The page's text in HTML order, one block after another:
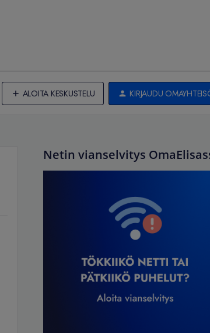
ALOITA KESKUSTELU KIRJAUDU
Netin vianselvitys